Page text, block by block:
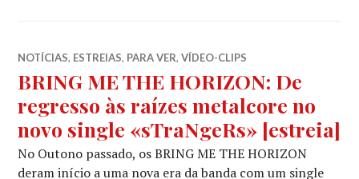
NOTÍCIAS, ESTREIAS, PARA VER,VÍDEO-CLIPS
BRING ME THE HORIZON: De
regresso às raízes metalcore no
novo single «sTraNgeRs» [estreia]
No Outono passado, os BRING ME THE HORIZON
deram início a uma nova era da banda com um single